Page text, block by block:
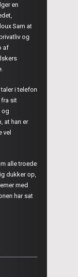
en
Sam at
og
af
i telefon
sit
og
at han er
vel
alle troede
dukker op,
med
har sat